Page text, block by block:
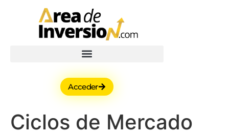
Acceder
Ciclos de Mercado